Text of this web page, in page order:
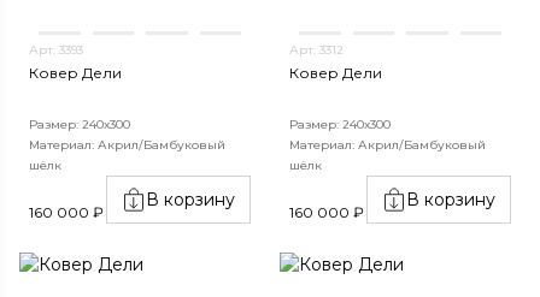
Арт. 3393
Ковер Дели
Размер: 240х300
Материал: Акрил/Бамбуковый
шёлк
160 000 ₽
В корзину
Арт. 3312
Ковер Дели
Размер: 240х300
Материал: Акрил/Бамбуковый
шёлк
160 000 ₽
В корзину